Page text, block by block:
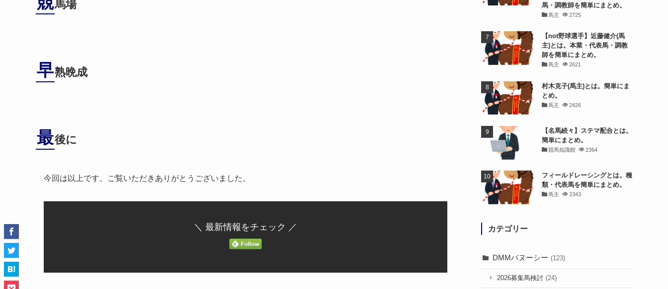
馬場
早熟晩成
最後に
今回は以上です。ご覧いただきありがとうございました。
＼ 最新情報をチェック ／
馬・調教師を簡単にまとめ。
馬主 2725
【not野球選手】近藤健介(馬
主)とは。本業・代表馬・調教
師を簡単にまとめ。
馬主 2621
村木克子(馬主)とは。簡単にま
とめ。
馬主 2426
【名馬続々】ステマ配合とは。
簡単にまとめ。
競馬知識館 2364
フィールドレーシングとは。種
類・代表馬を簡単にまとめ。
馬主 2343
カテゴリー
DMMバヌーシー (123)
2026募集馬検討 (24)